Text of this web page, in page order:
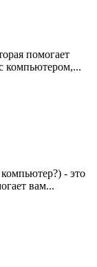
помогает
компьютером,...
- это
вам...